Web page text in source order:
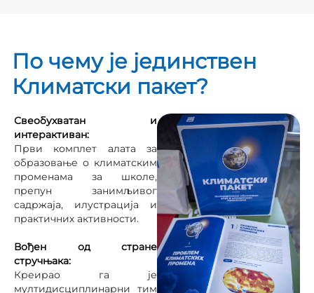
По чему је јединствен
Климатски пакет?
Свеобухватан и
интерактиван:
Први комплет алата за
образовање о климатским
променама за школе,
препун занимљивог
садржаја, илустрација и
практичних активности.
Вођен од стране
стручњака:
Креирао га је
мултидисциплинарни тим